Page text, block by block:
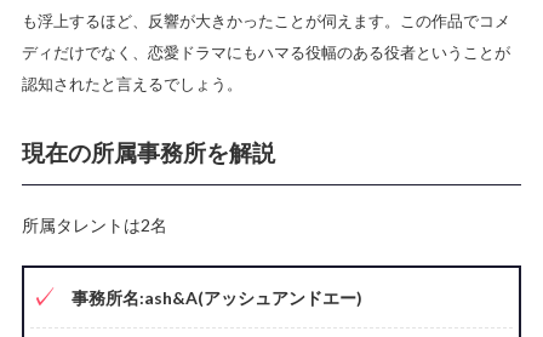
も浮上するほど、反響が大きかったことが伺えます。この作品でコメ
ディだけでなく、恋愛ドラマにもハマる役幅のある役者ということが
認知されたと言えるでしょう。
現在の所属事務所を解説
所属タレントは2名
事務所名:ash&A(アッシュアンドエー)